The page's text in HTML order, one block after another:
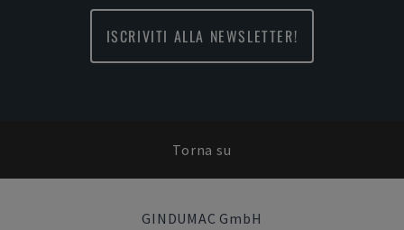
ISCRIVITI ALLA NEWSLETTER!
Torna su
GINDUMAC GmbH